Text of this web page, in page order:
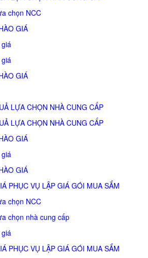
chọn NCC
GIÁ
GIÁ
LỰA CHỌN NHÀ CUNG CẤP
LỰA CHỌN NHÀ CUNG CẤP
GIÁ
GIÁ
PHỤC VỤ LẬP GIÁ GÓI MUA SẮM
chọn NCC
chọn nhà cung cấp
PHỤC VỤ LẬP GIÁ GÓI MUA SẮM